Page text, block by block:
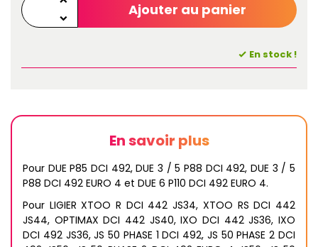
Ajouter au panier
En stock !
En savoir plus
Pour DUE P85 DCI 492, DUE 3 / 5 P88 DCI 492, DUE 3 / 5
P88 DCI 492 EURO 4 et DUE 6 P110 DCI 492 EURO 4.
Pour LIGIER XTOO R DCI 442 JS34, XTOO RS DCI 442
JS44, OPTIMAX DCI 442 JS40, IXO DCI 442 JS36, IXO
DCI 492 JS36, JS 50 PHASE 1 DCI 492, JS 50 PHASE 2 DCI